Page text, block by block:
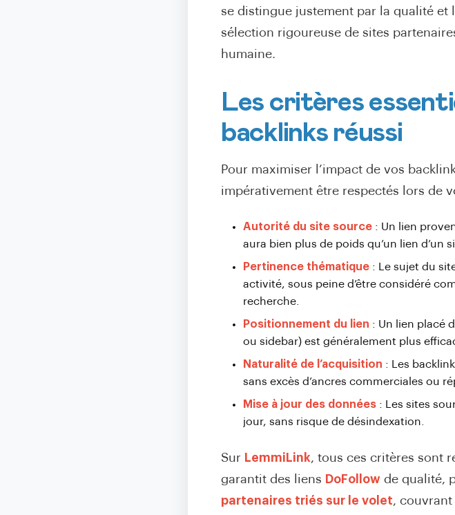
se distingue justement par la qualité et
sélection rigoureuse de sites
humaine.
Les critères
backlinks réussi
Pour maximiser l’impact de vos
impérativement être respectés lors de
Autorité du site source : Un lien
aura bien plus de poids qu’un lien
Pertinence thématique : Le sujet du
activité, sous peine d’être considéré
recherche.
Positionnement du lien : Un lien placé
ou sidebar) est généralement plus
Naturalité de l’acquisition : Les
sans excès d’ancres commerciales ou
Mise à jour des données : Les sites
jour, sans risque de désindexation.
Sur LemmiLink, tous ces critères sont
garantit des liens DoFollow de qualité,
partenaires triés sur le volet,